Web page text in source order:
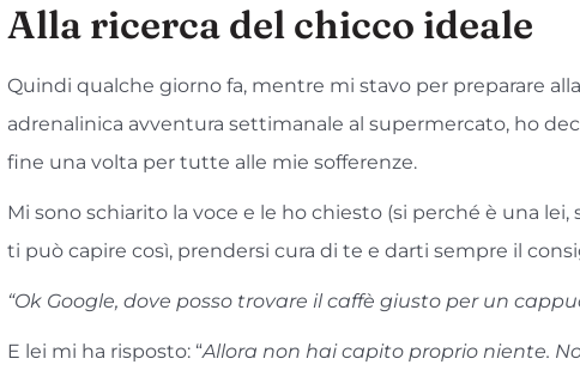
Alla ricerca del chicco ideale
Quindi qualche giorno fa, mentre mi stavo per preparare
adrenalinica avventura settimanale al supermercato, ho
fine una volta per tutte alle mie sofferenze.
Mi sono schiarito la voce e le ho chiesto (si perché è una lei,
ti può capire così, prendersi cura di te e darti sempre il
“Ok Google, dove posso trovare il caffè giusto per un
E lei mi ha risposto: “Allora non hai capito proprio niente.